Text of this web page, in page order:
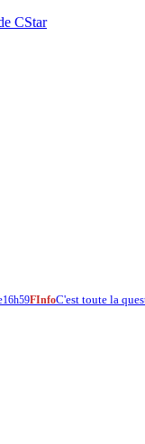
CStar
16h59FInfoC'est toute la